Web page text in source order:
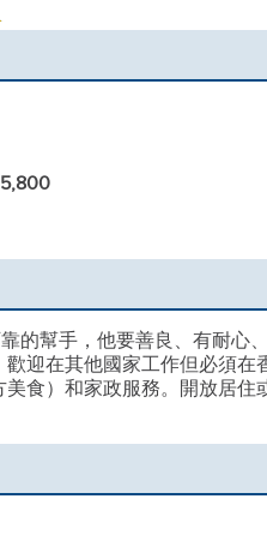
的幫手，他要善良、有耐心
迎在其他國家工作但必須
食）和家政服務。開放居